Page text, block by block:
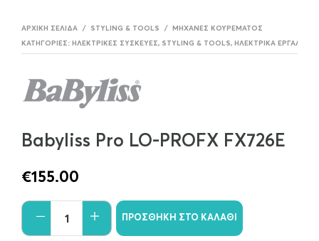
ΑΡΧΙΚΉ ΣΕΛΊΔΑ / STYLING & TOOLS / ΜΗΧΑΝΈΣ ΚΟΥΡΈΜΑΤΟΣ
ΚΑΤΗΓΟΡΊΕΣ: HΛΕΚΤΡΙΚΈΣ ΣΥΣΚΕΥΈΣ, STYLING & TOOLS, ΗΛΕΚΤΡΙΚΆ ΕΡΓΑΛΕΊΑ
Babyliss Pro LO-PROFX FX726E
€155.00
ΠΡΟΣΘΉΚΗ ΣΤΟ ΚΑΛΆΘΙ